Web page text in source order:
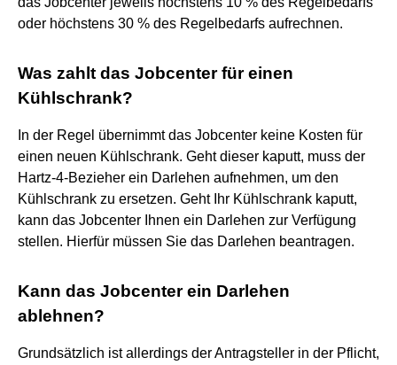
oder höchstens 30 % des Regelbedarfs aufrechnen.
Was zahlt das Jobcenter für einen
Kühlschrank?
In der Regel übernimmt das Jobcenter keine Kosten für
einen neuen Kühlschrank. Geht dieser kaputt, muss der
Hartz-4-Bezieher ein Darlehen aufnehmen, um den
Kühlschrank zu ersetzen. Geht Ihr Kühlschrank kaputt,
kann das Jobcenter Ihnen ein Darlehen zur Verfügung
stellen. Hierfür müssen Sie das Darlehen beantragen.
Kann das Jobcenter ein Darlehen
ablehnen?
Grundsätzlich ist allerdings der Antragsteller in der Pflicht,